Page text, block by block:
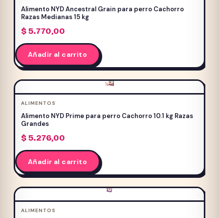
Alimento NYD Ancestral Grain para perro Cachorro
Razas Medianas 15 kg
$5.770,00
Añadir al carrito
ALIMENTOS
Alimento NYD Prime para perro Cachorro 10.1 kg Razas
Grandes
$5.276,00
Añadir al carrito
ALIMENTOS